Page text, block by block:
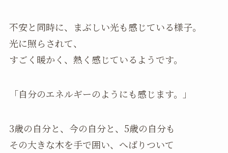
不安と同時に、まぶしい光も感じている様子。
光に照らされて、
すごく暖かく、熱く感じているようです。
「自分のエネルギーのようにも感じます。」
3歳の自分と、今の自分と、5歳の自分も
その大きな木を手で囲い、へばりついて